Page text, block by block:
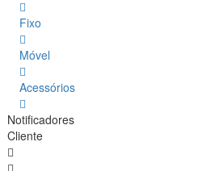
Fixo
Móvel
Acessórios
Notificadores
Cliente